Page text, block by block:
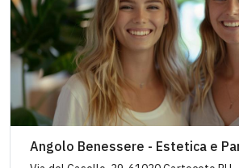
Angolo Benessere - Estetica e